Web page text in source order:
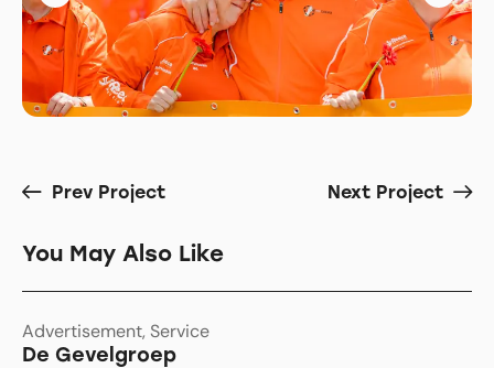
Prev Project Next Project
You May Also Like
Advertisement, Service
De Gevelgroep